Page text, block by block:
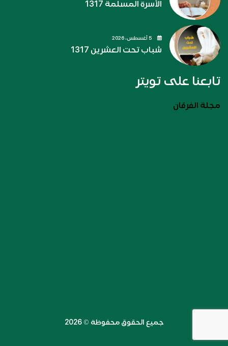
الأسرة المسلمة 1317
شباب تحت العشرين 1317
تابعنا على تويتر
مجلة الفرقان
جميع الحقوق محفوظة ©️ 2026